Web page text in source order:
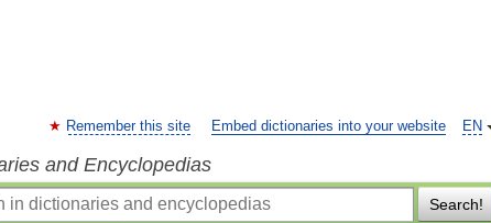
EN
Remember this site Embed dictionaries into your website
and Encyclopedias
Search!